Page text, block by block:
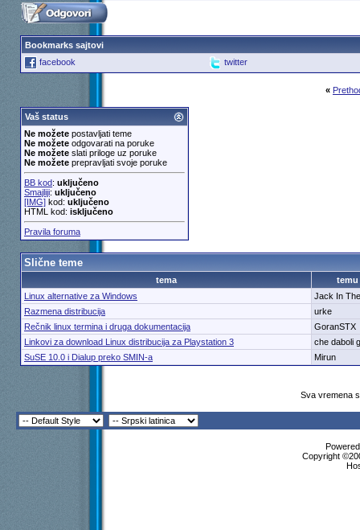
Bookmarks sajtovi
facebook
twitter
«
Vaš status
Ne možetepostavljati teme
Ne možeteodgovarati na poruke
Ne možeteslati priloge uz poruke
Ne možeteprepravljati svoje poruke
BB kod: uključeno
Smajliji: uključeno
[IMG]kod: uključeno
HTML kod: isključeno
Pravila foruma
Slične teme
tema
temu
Linux alternative za Windows
Jack In
Razmena distribucija
urke
Rečnik linux termina i druga dokumentacija
GoranSTX
Linkovi za download Linux distribucija za Playstation 3
che daboli
SuSE 10.0 i Dialup preko SMIN-a
Mirun
Sva vremena
Copyright